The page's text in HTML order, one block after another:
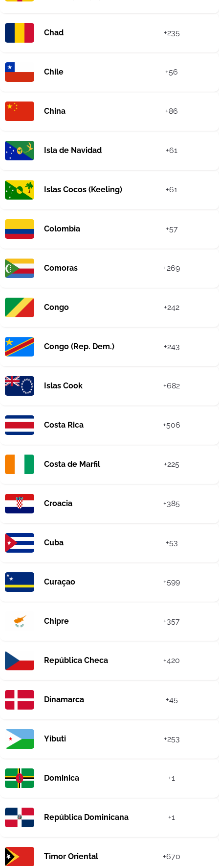
Chad +235
Chile +56
China +86
Isla de Navidad +61
Islas Cocos (Keeling) +61
Colombia +57
Comoras +269
Congo +242
Congo (Rep. Dem.) +243
Islas Cook +682
Costa Rica +506
Costa de Marfil +225
Croacia +385
Cuba +53
Curaçao +599
Chipre +357
República Checa +420
Dinamarca +45
Yibuti +253
Dominica +1
República Dominicana +1
Timor Oriental +670